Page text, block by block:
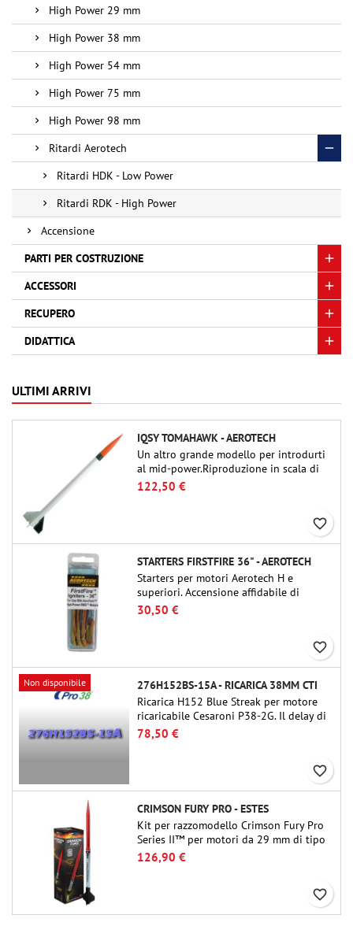
High Power 29 mm
High Power 38 mm
High Power 54 mm
High Power 75 mm
High Power 98 mm
Ritardi Aerotech
Ritardi HDK - Low Power
Ritardi RDK - High Power
Accensione
PARTI PER COSTRUZIONE
ACCESSORI
RECUPERO
DIDATTICA
ULTIMI ARRIVI
IQSY TOMAHAWK - AEROTECH
Un altro grande modello per introdurti
al mid-power.Riproduzione in scala di
un famoso razzo-sonda, dalle dimensioni
contenute e adatto per passare a kit di
122,50 €
favorite_border
STARTERS FIRSTFIRE 36" - AEROTECH
Starters per motori Aerotech H e
superiori. Accensione affidabile di
motori fino a 91 cm di lunghezza.
30,50 €
favorite_border
Non disponibile
276H152BS-15A - RICARICA 38MM CTI
Ricarica H152 Blue Streak per motore
ricaricabile Cesaroni P38-2G. Il delay di
15 secondi è regolabile tramite lo
strumento ProDAT 38
78,50 €
favorite_border
CRIMSON FURY PRO - ESTES
Kit per razzomodello Crimson Fury Pro
Series II™ per motori da 29 mm di tipo
E, F e G. Progettato per modellisti
esperti, Crimson Fury offre lanci
un'esperienza di costruzione raffinata
126,90 €
favorite_border